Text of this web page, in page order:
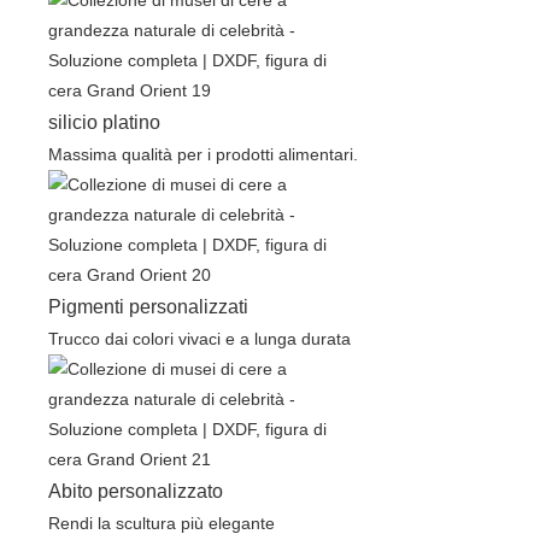
silicio platino
Massima qualità per i prodotti alimentari.
Pigmenti personalizzati
Trucco dai colori vivaci e a lunga durata
Abito personalizzato
Rendi la scultura più elegante